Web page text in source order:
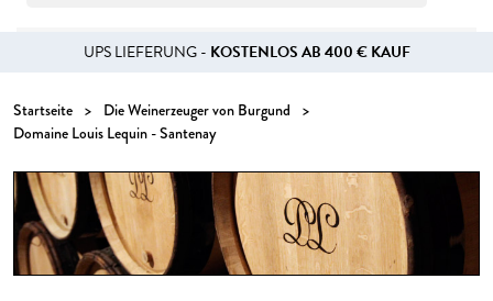
UPS LIEFERUNG - KOSTENLOS AB 400 € KAUF
Startseite
Die Weinerzeuger von Burgund
Domaine Louis Lequin - Santenay